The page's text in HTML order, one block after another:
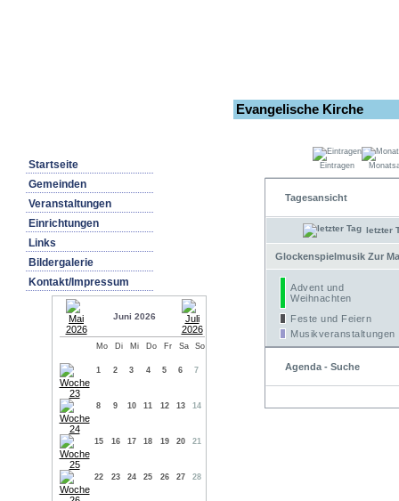
Evangelische Kirche
Startseite
Gemeinden
Veranstaltungen
Einrichtungen
Links
Bildergalerie
Kontakt/Impressum
Juni 2026
Mo Di Mi Do Fr Sa So
1 2 3 4 5 6 7
8 9 10 11 12 13 14
15 16 17 18 19 20 21
22 23 24 25 26 27 28
Eintragen
Tagesansicht
letzter
Glockenspielmusik Zur
Advent und
Weihnachten
Feste und Feiern
Musikveranstaltungen
Agenda - Suche